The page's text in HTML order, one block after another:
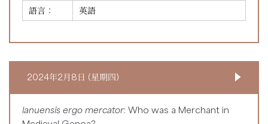
語言： 英語
2024年2月8日 (星期四)
lanuensis ergo mercator: Who was a Merchant in